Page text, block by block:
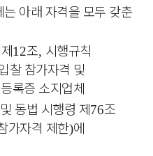
아래 자격을 모두 갖춘
12조, 시행규칙
찰 참가자격 및
록증 소지업체
동법 시행령 제76조
가자격 제한)에